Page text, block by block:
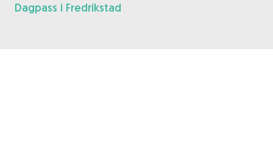
Dagpass i Fredrikstad